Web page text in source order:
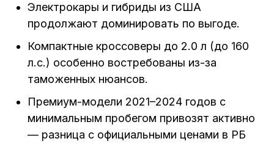
Электрокары и гибриды из США
продолжают доминировать по выгоде.
Компактные кроссоверы до 2.0 л (до 160
л.с.) особенно востребованы из-за
таможенных нюансов.
Премиум-модели 2021–2024 годов с
минимальным пробегом привозят активно
— разница с официальными ценами в РБ